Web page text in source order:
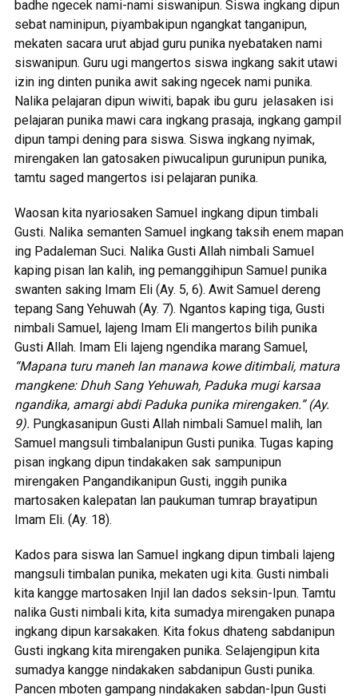
badhe ngecek nami-nami siswanipun. Siswa ingkang dipun
sebat naminipun, piyambakipun ngangkat tanganipun,
mekaten sacara urut abjad guru punika nyebataken nami
siswanipun. Guru ugi mangertos siswa ingkang sakit utawi
izin ing dinten punika awit saking ngecek nami punika.
Nalika pelajaran dipun wiwiti, bapak ibu guru jelasaken isi
pelajaran punika mawi cara ingkang prasaja, ingkang gampil
dipun tampi dening para siswa. Siswa ingkang nyimak,
mirengaken lan gatosaken piwucalipun gurunipun punika,
tamtu saged mangertos isi pelajaran punika.
Waosan kita nyariosaken Samuel ingkang dipun timbali
Gusti. Nalika semanten Samuel ingkang taksih enem mapan
ing Padaleman Suci. Nalika Gusti Allah nimbali Samuel
kaping pisan lan kalih, ing pemanggihipun Samuel punika
swanten saking Imam Eli (Ay. 5, 6). Awit Samuel dereng
tepang Sang Yehuwah (Ay. 7). Ngantos kaping tiga, Gusti
nimbali Samuel, lajeng Imam Eli mangertos bilih punika
Gusti Allah. Imam Eli lajeng ngendika marang Samuel,
“Mapana turu maneh lan manawa kowe ditimbali, matura
mangkene: Dhuh Sang Yehuwah, Paduka mugi karsaa
ngandika, amargi abdi Paduka punika mirengaken.” (Ay.
9). Pungkasanipun Gusti Allah nimbali Samuel malih, lan
Samuel mangsuli timbalanipun Gusti punika. Tugas kaping
pisan ingkang dipun tindakaken sak sampunipun
mirengaken Pangandikanipun Gusti, inggih punika
martosaken kalepatan lan paukuman tumrap brayatipun
Imam Eli. (Ay. 18).
Kados para siswa lan Samuel ingkang dipun timbali lajeng
mangsuli timbalan punika, mekaten ugi kita. Gusti nimbali
kita kangge martosaken Injil lan dados seksin-Ipun. Tamtu
nalika Gusti nimbali kita, kita sumadya mirengaken punapa
ingkang dipun karsakaken. Kita fokus dhateng sabdanipun
Gusti ingkang kita mirengaken punika. Selajengipun kita
sumadya kangge nindakaken sabdanipun Gusti punika.
Pancen mboten gampang nindakaken sabdan-Ipun Gusti